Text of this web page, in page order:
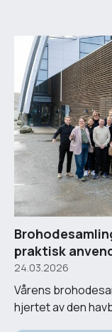
praktisk
24.03.2026
Vårens
hjertet av den